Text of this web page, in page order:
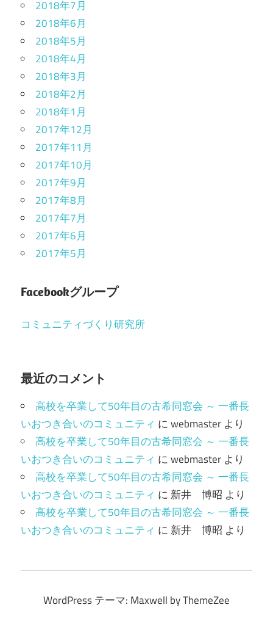
2018年7月
2018年6月
2018年5月
2018年4月
2018年3月
2018年2月
2018年1月
2017年12月
2017年11月
2017年10月
2017年9月
2017年8月
2017年7月
2017年6月
2017年5月
Facebookグループ
コミュニティづくり研究所
最近のコメント
高校を卒業して50年目の古希同窓会 ～ 一番長
いおつき合いのコミュニティ にwebmaster より
高校を卒業して50年目の古希同窓会 ～ 一番長
いおつき合いのコミュニティ にwebmaster より
高校を卒業して50年目の古希同窓会 ～ 一番長
いおつき合いのコミュニティ に新井 博昭 より
高校を卒業して50年目の古希同窓会 ～ 一番長
いおつき合いのコミュニティ に新井 博昭 より
WordPress テーマ: Maxwell by ThemeZee